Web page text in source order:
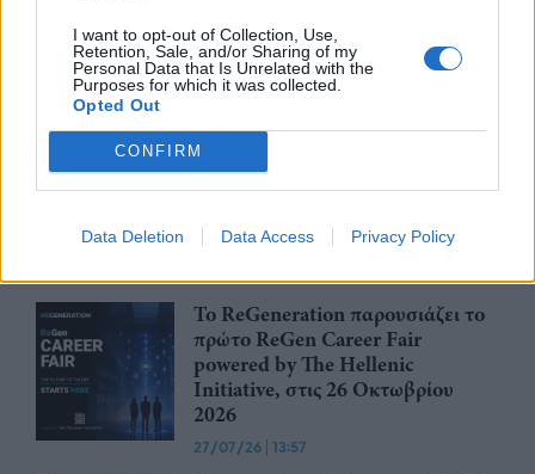
I want to opt-out of Collection, Use,
Retention, Sale, and/or Sharing of my
Personal Data that Is Unrelated with the
Purposes for which it was collected.
Opted Out
CONFIRM
Data Deletion Data Access Privacy Policy
το ΣΠΑΡΤΑΘΛΟΝ
29/07/26|12:23
Έως την Παρασκευή 31 Ιουλίου
2026 οι κρατήσεις Early Bird για
2027
Το ReGeneration παρουσιάζει το
πρώτο ReGen Career Fair
powered by The Hellenic
Initiative, στις 26 Οκτωβρίου
2026
27/07/26 | 13:57